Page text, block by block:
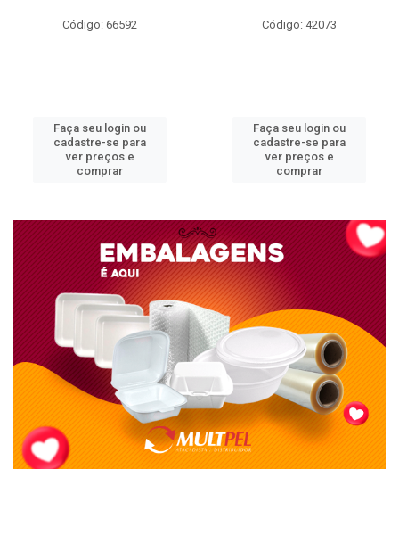
Código: 66592
Faça seu login ou
cadastre-se para
ver preços e
comprar
Código: 42073
Faça seu login ou
cadastre-se para
ver preços e
comprar